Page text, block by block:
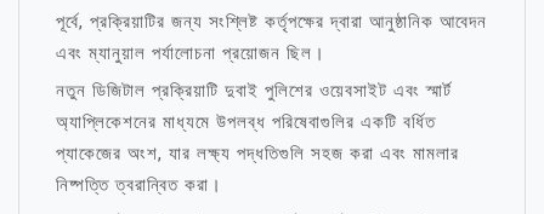
পূর্বে, প্রক্রিয়াটির জন্য সংশ্লিষ্ট কর্তৃপক্ষের দ্বারা আনুষ্ঠানিক আবেদন
এবং ম্যানুয়াল পর্যালোচনা প্রয়োজন ছিল।
নতুন ডিজিটাল প্রক্রিয়াটি দুবাই পুলিশের ওয়েবসাইট এবং স্মার্ট
অ্যাপ্লিকেশনের মাধ্যমে উপলব্ধ পরিষেবাগুলির একটি বর্ধিত
প্যাকেজের অংশ, যার লক্ষ্য পদ্ধতিগুলি সহজ করা এবং মামলার
নিষ্পত্তি ত্বরান্বিত করা।